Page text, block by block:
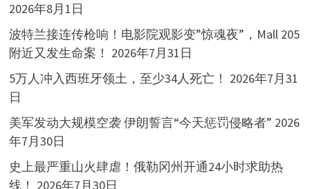
2026年8月1日
波特兰接连传枪响！电影院观影变”惊魂夜”，Mall 205
附近又发生命案！ 2026年7月31日
5万人冲入西班牙领土，至少34人死亡！ 2026年7月31
日
美军发动大规模空袭 伊朗誓言“今天惩罚侵略者” 2026
年7月30日
史上最严重山火肆虐！俄勒冈州开通24小时求助热
线！ 2026年7月30日